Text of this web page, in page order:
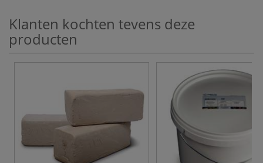
Klanten kochten tevens deze
producten